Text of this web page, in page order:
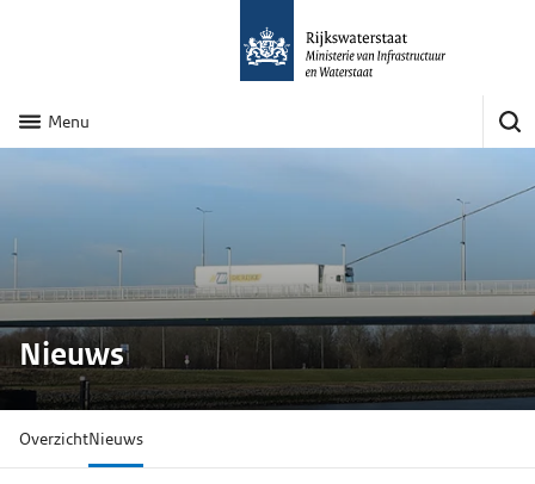
Menu
Nieuws
OverzichtNieuws